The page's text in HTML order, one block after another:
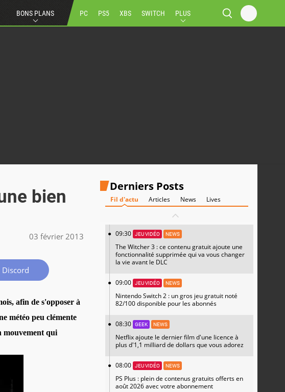
BONS PLANS PC PS5 XBS SWITCH PLUS
bien
03 février 2013
Discord
afin de s'opposer à
météo peu clémente
mouvement qui
Derniers Posts
Fil d'actu Articles News Lives
09:30 JEU VIDÉO NEWS
The Witcher 3 : ce contenu gratuit ajoute une
fonctionnalité supprimée qui va vous changer
la vie avant le DLC
09:00 JEU VIDÉO NEWS
Nintendo Switch 2 : un gros jeu gratuit noté
82/100 disponible pour les abonnés
08:30 GEEK NEWS
Netflix ajoute le dernier film d'une licence à
plus d'1,1 milliard de dollars que vous adorez
08:00 JEU VIDÉO NEWS
PS Plus : plein de contenus gratuits offerts en
août 2026 avec votre abonnement